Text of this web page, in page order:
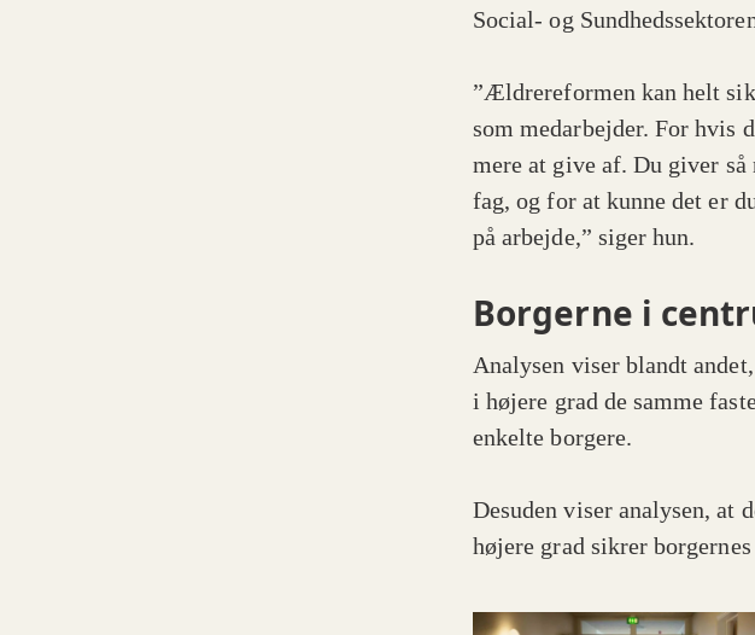
Social- og
”Ældrereformen kan helt
som medarbejder. For hvis
mere at give af. Du giver
fag, og for at kunne det er
på arbejde,” siger hun.
Borgerne i
Analysen viser blandt
i højere grad de samme
enkelte borgere.
Desuden viser analysen, at
højere grad sikrer